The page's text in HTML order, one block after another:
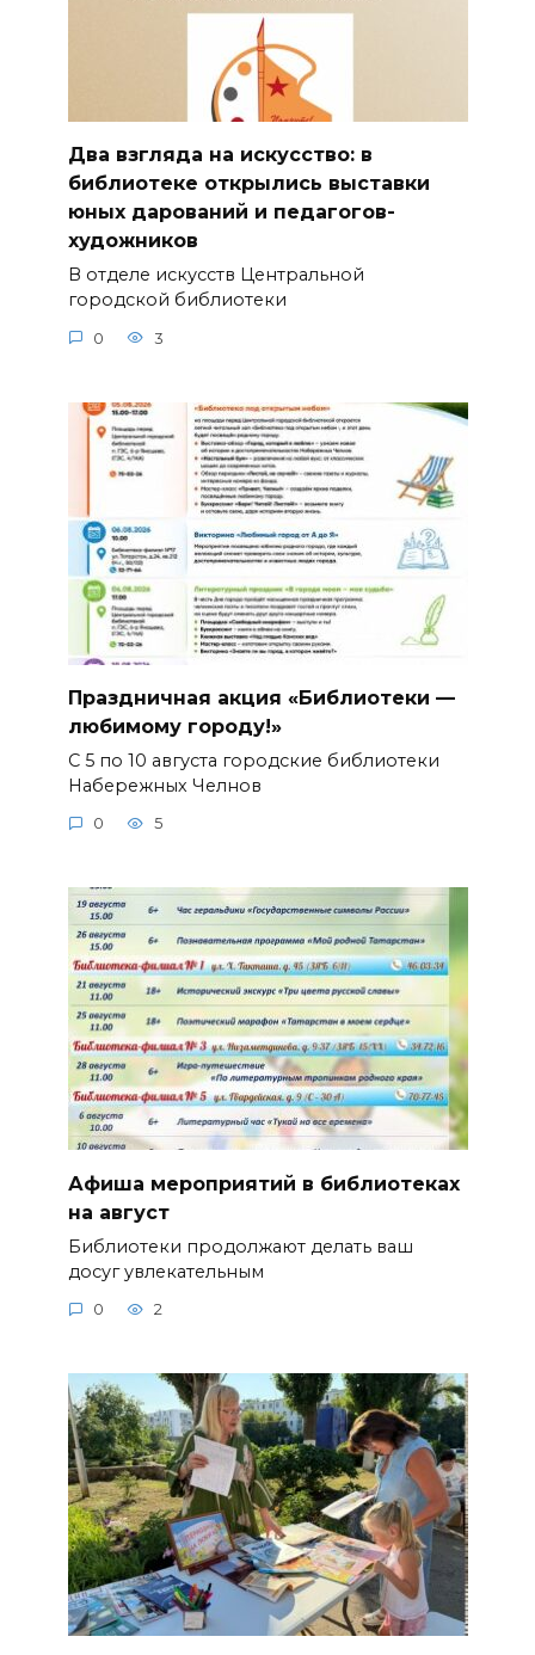
Два взгляда на искусство: в
библиотеке открылись выставки
юных дарований и педагогов-
художников
В отделе искусств Центральной
городской библиотеки
0 3
Праздничная акция «Библиотеки —
любимому городу!»
С 5 по 10 августа городские библиотеки
Набережных Челнов
0 5
Афиша мероприятий в библиотеках
на август
Библиотеки продолжают делать ваш
досуг увлекательным
0 2